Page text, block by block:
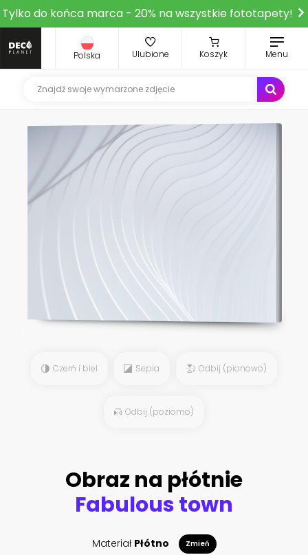
Tylko do końca marca - 20% na wszystkie fototapety!
Polska Ulubione Koszyk Menu
Czerń i biel Sepia Odbij (pionowo)
Odbij (poziomo)
Obraz na płótnie
Fabulous town
Materiał Płótno Zmień